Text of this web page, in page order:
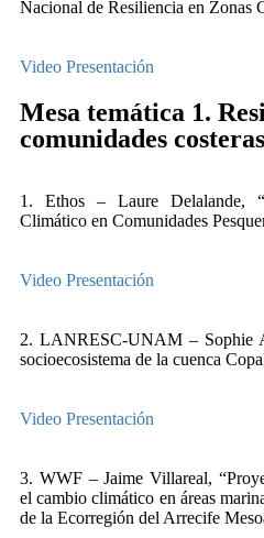
Nacional de Resiliencia en Zonas
Video Presentación
Mesa temática 1.
comunidades costeras
1. Ethos – Laure Delalande,
Climático en Comunidades
Video Presentación
2. LANRESC-UNAM – Sophie
socioecosistema de la cuenca
Video Presentación
3. WWF – Jaime Villareal,
el cambio climático en áreas
de la Ecorregión del Arrecife